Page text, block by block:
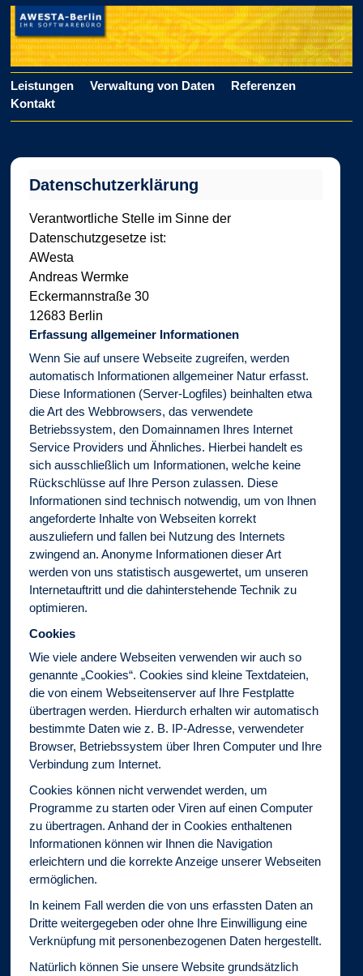
Navigation
überspringen
Leistungen Verwaltung von Daten
Referenzen
Kontakt
Datenschutzerklärung
Verantwortliche Stelle im Sinne der
Datenschutzgesetze ist:
AWesta
Andreas Wermke
Eckermannstraße 30
12683 Berlin
Erfassung allgemeiner Informationen
Wenn Sie auf unsere Webseite zugreifen, werden
automatisch Informationen allgemeiner Natur erfasst.
Diese Informationen (Server-Logfiles) beinhalten etwa
die Art des Webbrowsers, das verwendete
Betriebssystem, den Domainnamen Ihres Internet
Service Providers und Ähnliches. Hierbei handelt es
sich ausschließlich um Informationen, welche keine
Rückschlüsse auf Ihre Person zulassen. Diese
Informationen sind technisch notwendig, um von Ihnen
angeforderte Inhalte von Webseiten korrekt
auszuliefern und fallen bei Nutzung des Internets
zwingend an. Anonyme Informationen dieser Art
werden von uns statistisch ausgewertet, um unseren
Internetauftritt und die dahinterstehende Technik zu
optimieren.
Cookies
Wie viele andere Webseiten verwenden wir auch so
genannte „Cookies“. Cookies sind kleine Textdateien,
die von einem Webseitenserver auf Ihre Festplatte
übertragen werden. Hierdurch erhalten wir automatisch
bestimmte Daten wie z. B. IP-Adresse, verwendeter
Browser, Betriebssystem über Ihren Computer und Ihre
Verbindung zum Internet.
Cookies können nicht verwendet werden, um
Programme zu starten oder Viren auf einen Computer
zu übertragen. Anhand der in Cookies enthaltenen
Informationen können wir Ihnen die Navigation
erleichtern und die korrekte Anzeige unserer Webseiten
ermöglichen.
In keinem Fall werden die von uns erfassten Daten an
Dritte weitergegeben oder ohne Ihre Einwilligung eine
Verknüpfung mit personenbezogenen Daten hergestellt.
Natürlich können Sie unsere Website grundsätzlich